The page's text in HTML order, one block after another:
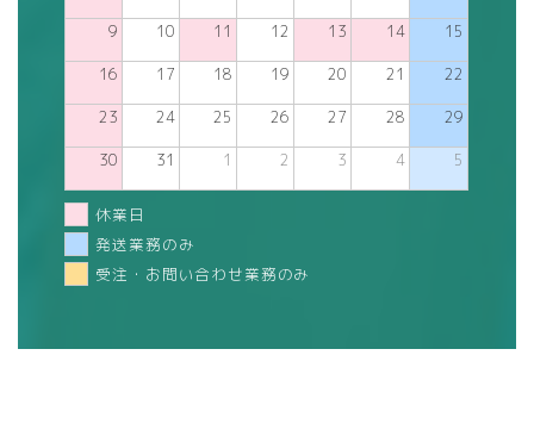
9 10 11 12 13 14 15
16 17 18 19 20 21 22
23 24 25 26 27 28 29
30 31 1 2 3 4 5
休業日
発送業務のみ
受注・お問い合わせ業務のみ